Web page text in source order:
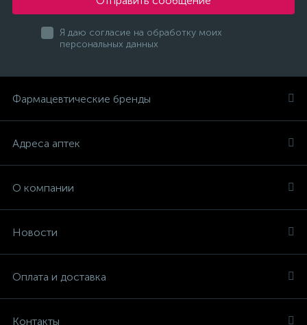
Я даю согласие на обработку моих
персональных данных
Фармацевтические бренды
Адреса аптек
О компании
Новости
Оплата и доставка
Контакты